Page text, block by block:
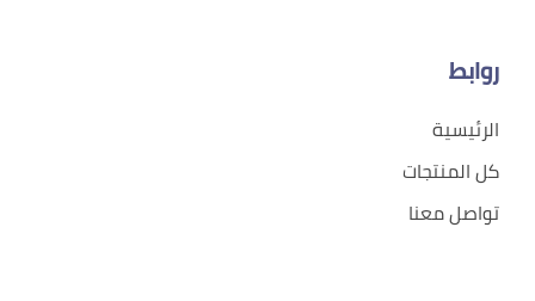
روابط
الرئيسية
كل المنتجات
تواصل معنا